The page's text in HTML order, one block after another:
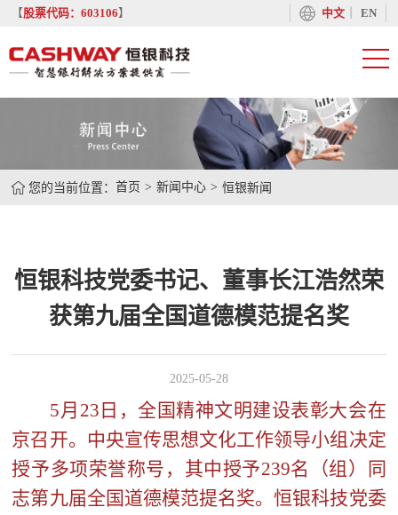
【股票代码：603106】 中文丨 EN
您的当前位置：首页 新闻中心 恒银新闻
恒银科技党委书记、董事长江浩然荣
获第九届全国道德模范提名奖
2025-05-28
5月23日，全国精神文明建设表彰大会在
京召开。中央宣传思想文化工作领导小组决定
授予多项荣誉称号，其中授予239名（组）同
志第九届全国道德模范提名奖。恒银科技党委